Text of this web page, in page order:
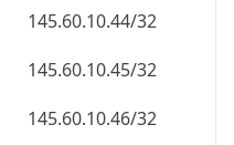
145.60.10.44/32
145.60.10.45/32
145.60.10.46/32